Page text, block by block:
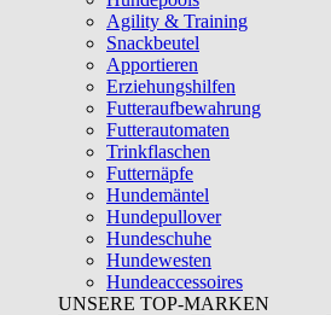
Agility & Training
Snackbeutel
Apportieren
Erziehungshilfen
Futteraufbewahrung
Futterautomaten
Trinkflaschen
Futternäpfe
Hundemäntel
Hundepullover
Hundeschuhe
Hundewesten
Hundeaccessoires
UNSERE TOP-MARKEN